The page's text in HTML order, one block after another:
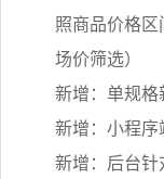
照商品价格
场价筛选）
新增：单规格
新增：小程序
新增：后台针